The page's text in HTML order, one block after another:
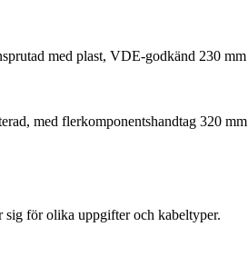
med plast, VDE-godkänd 230 mm
med flerkomponentshandtag 320 mm
sig för olika uppgifter och kabeltyper.